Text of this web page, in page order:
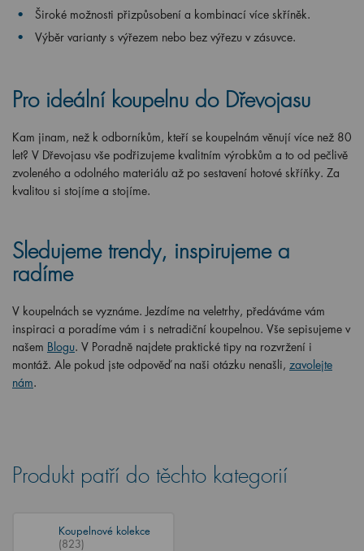
Široké možnosti přizpůsobení a kombinací více skříněk.
Výběr varianty s výřezem nebo bez výřezu v zásuvce.
Pro ideální koupelnu do Dřevojasu
Kam jinam, než k odborníkům, kteří se koupelnám věnují více než 80
let? V Dřevojasu vše podřizujeme kvalitním výrobkům a to od pečlivě
zvoleného a odolného materiálu až po sestavení hotové skříňky. Za
kvalitou si stojíme a stojíme.
Sledujeme trendy, inspirujeme a
radíme
V koupelnách se vyznáme. Jezdíme na veletrhy, předáváme vám
inspiraci a poradíme vám i s netradiční koupelnou. Vše sepisujeme v
našem Blogu. V Poradně najdete praktické tipy na rozvržení i
montáž. Ale pokud jste odpověď na naši otázku nenašli, zavolejte
nám.
Produkt patří do těchto kategorií
Koupelnové kolekce
(823)